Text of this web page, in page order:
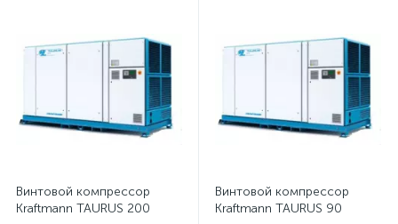
Винтовой компрессор
Kraftmann TAURUS 200
Винтовой компрессор
Kraftmann TAURUS 90